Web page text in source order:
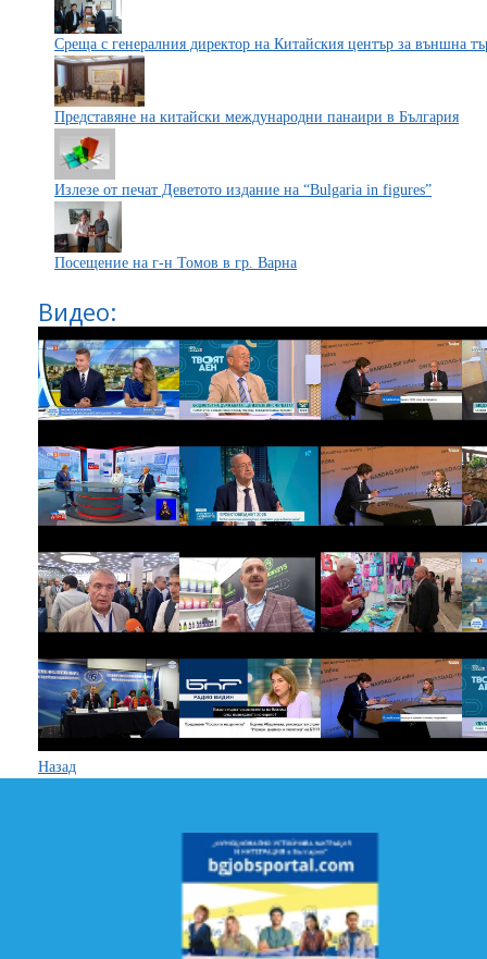
Среща с генералния директор на Китайския център за външна
Представяне на китайски международни панаири в България
Излезе от печат Деветото издание на “Bulgaria in figures”
Посещение на г-н Томов в гр. Варна
Видео:
Назад